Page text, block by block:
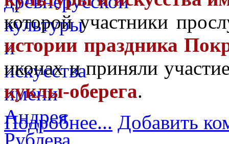
которой участники
истории праздника
иконах и приняли
куклы-оберега.
Подробнее... Добавить